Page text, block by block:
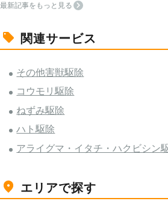
最新記事をもっと見る
関連サービス
その他害獣駆除
コウモリ駆除
ねずみ駆除
ハト駆除
アライグマ・イタチ・ハクビシン
エリアで探す